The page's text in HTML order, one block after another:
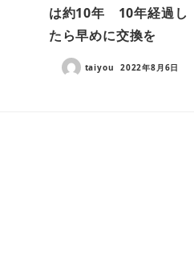
は約10年 10年経過し
たら早めに交換を
taiyou 2022年8月6日